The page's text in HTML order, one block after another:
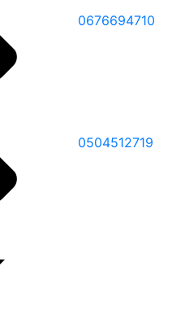
0676694710
0504512719